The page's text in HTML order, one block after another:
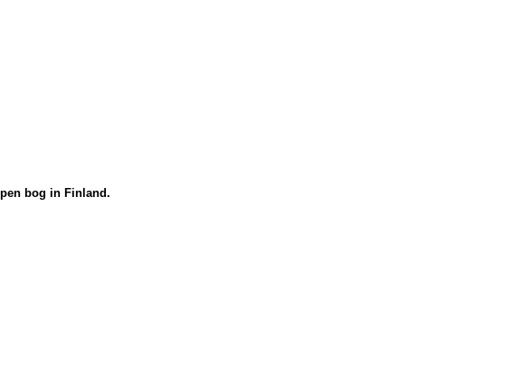
bog in Finland.